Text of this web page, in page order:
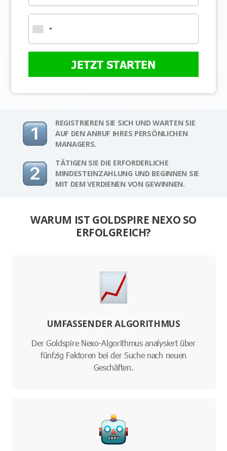
JETZT STARTEN
REGISTRIEREN SIE SICH UND WARTEN SIE
AUF DEN ANRUF IHRES PERSÖNLICHEN
MANAGERS.
TÄTIGEN SIE DIE ERFORDERLICHE
MINDESTEINZAHLUNG UND BEGINNEN SIE
MIT DEM VERDIENEN VON GEWINNEN.
WARUM IST GOLDSPIRE NEXO SO
ERFOLGREICH?
UMFASSENDER ALGORITHMUS
Der Goldspire Nexo-Algorithmus analysiert über
fünfzig Faktoren bei der Suche nach neuen
Geschäften.